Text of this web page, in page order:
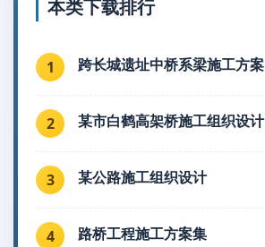
本类下载排行
1 跨长城遗址中桥系梁施工方案
2 某市白鹤高架桥施工组织设计
3 某公路施工组织设计
4 路桥工程施工方案集